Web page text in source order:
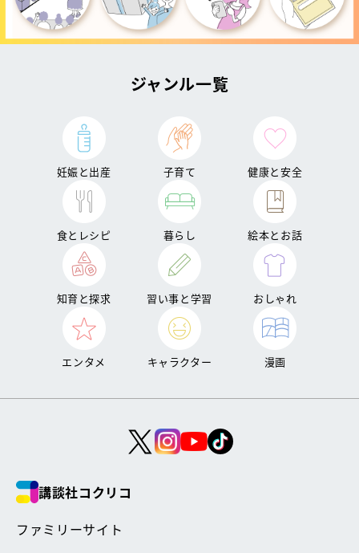
ジャンル一覧
妊娠と出産 子育て 健康と安全
食とレシピ 暮らし 絵本とお話
知育と探求 習い事と学習 おしゃれ
エンタメ キャラクター 漫画
講談社コクリコ
ファミリーサイト